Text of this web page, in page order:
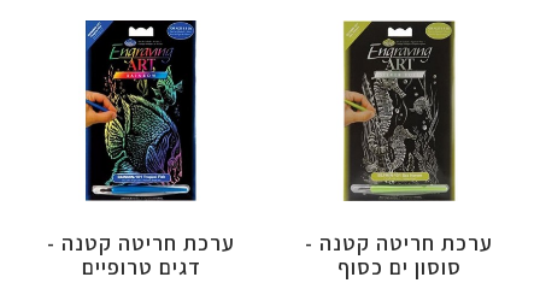
ערכת חריטה קטנה -
סוסון ים כסוף
ערכת חריטה קטנה -
דגים טרופיים